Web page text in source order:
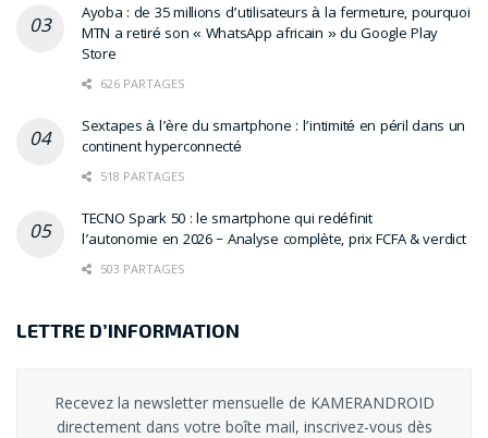
Ayoba : de 35 millions d’utilisateurs à la fermeture, pourquoi
MTN a retiré son « WhatsApp africain » du Google Play
Store
626 PARTAGES
Sextapes à l’ère du smartphone : l’intimité en péril dans un
continent hyperconnecté
518 PARTAGES
TECNO Spark 50 : le smartphone qui redéfinit
l’autonomie en 2026 – Analyse complète, prix FCFA & verdict
503 PARTAGES
LETTRE D’INFORMATION
Recevez la newsletter mensuelle de KAMERANDROID
directement dans votre boîte mail, inscrivez-vous dès